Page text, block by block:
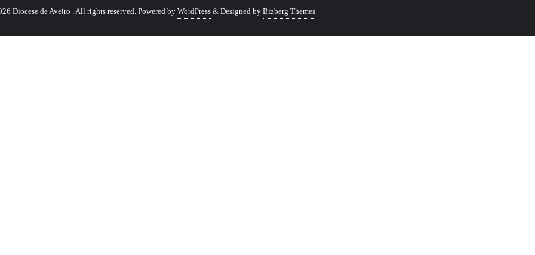
Diocese de Aveiro . All rights reserved.Powered by WordPress & Designed by Bizberg Themes